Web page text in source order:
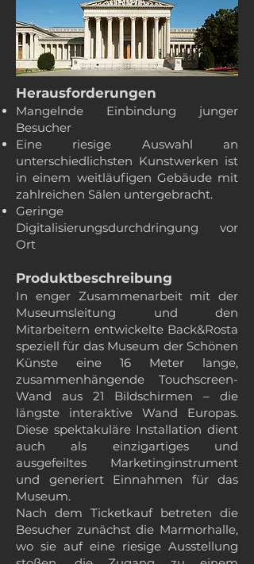
Herausforderungen
Mangelnde Einbindung junger
Besucher
Eine riesige Auswahl an
unterschiedlichsten Kunstwerken ist
in einem weitläufigen Gebäude mit
zahlreichen Sälen untergebracht.
Geringe
Digitalisierungsdurchdringung vor
Ort
Produktbeschreibung
In enger Zusammenarbeit mit der
Museumsleitung und den
Mitarbeitern entwickelte Back&Rosta
speziell für das Museum der Schönen
Künste eine 16 Meter lange,
zusammenhängende Touchscreen-
Wand aus 21 Bildschirmen – die
längste interaktive Wand Europas.
Diese spektakuläre Installation dient
auch als einzigartiges und
ausgefeiltes Marketinginstrument
und generiert Einnahmen für das
Museum.
Nach dem Ticketkauf betreten die
Besucher zunächst die Marmorhalle,
wo sie auf eine riesige Ausstellung